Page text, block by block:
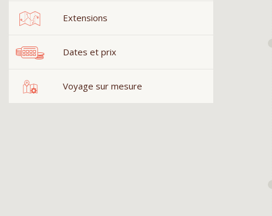
Extensions
Dates et prix
Voyage sur mesure